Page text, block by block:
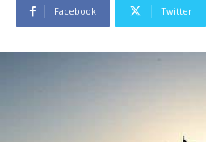
Facebook Twitter